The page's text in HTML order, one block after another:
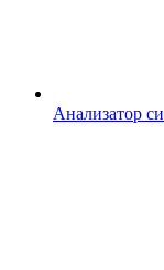
Анализатор